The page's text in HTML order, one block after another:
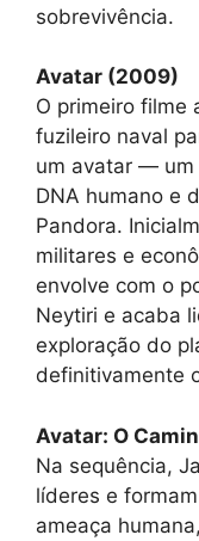
sobrevivência.
Avatar (2009)
O primeiro filme
fuzileiro naval
um avatar — um
DNA humano e
Pandora.
militares e
envolve com o
Neytiri e acaba
exploração do
definitivamente
Avatar: O
Na sequência,
líderes e
ameaça